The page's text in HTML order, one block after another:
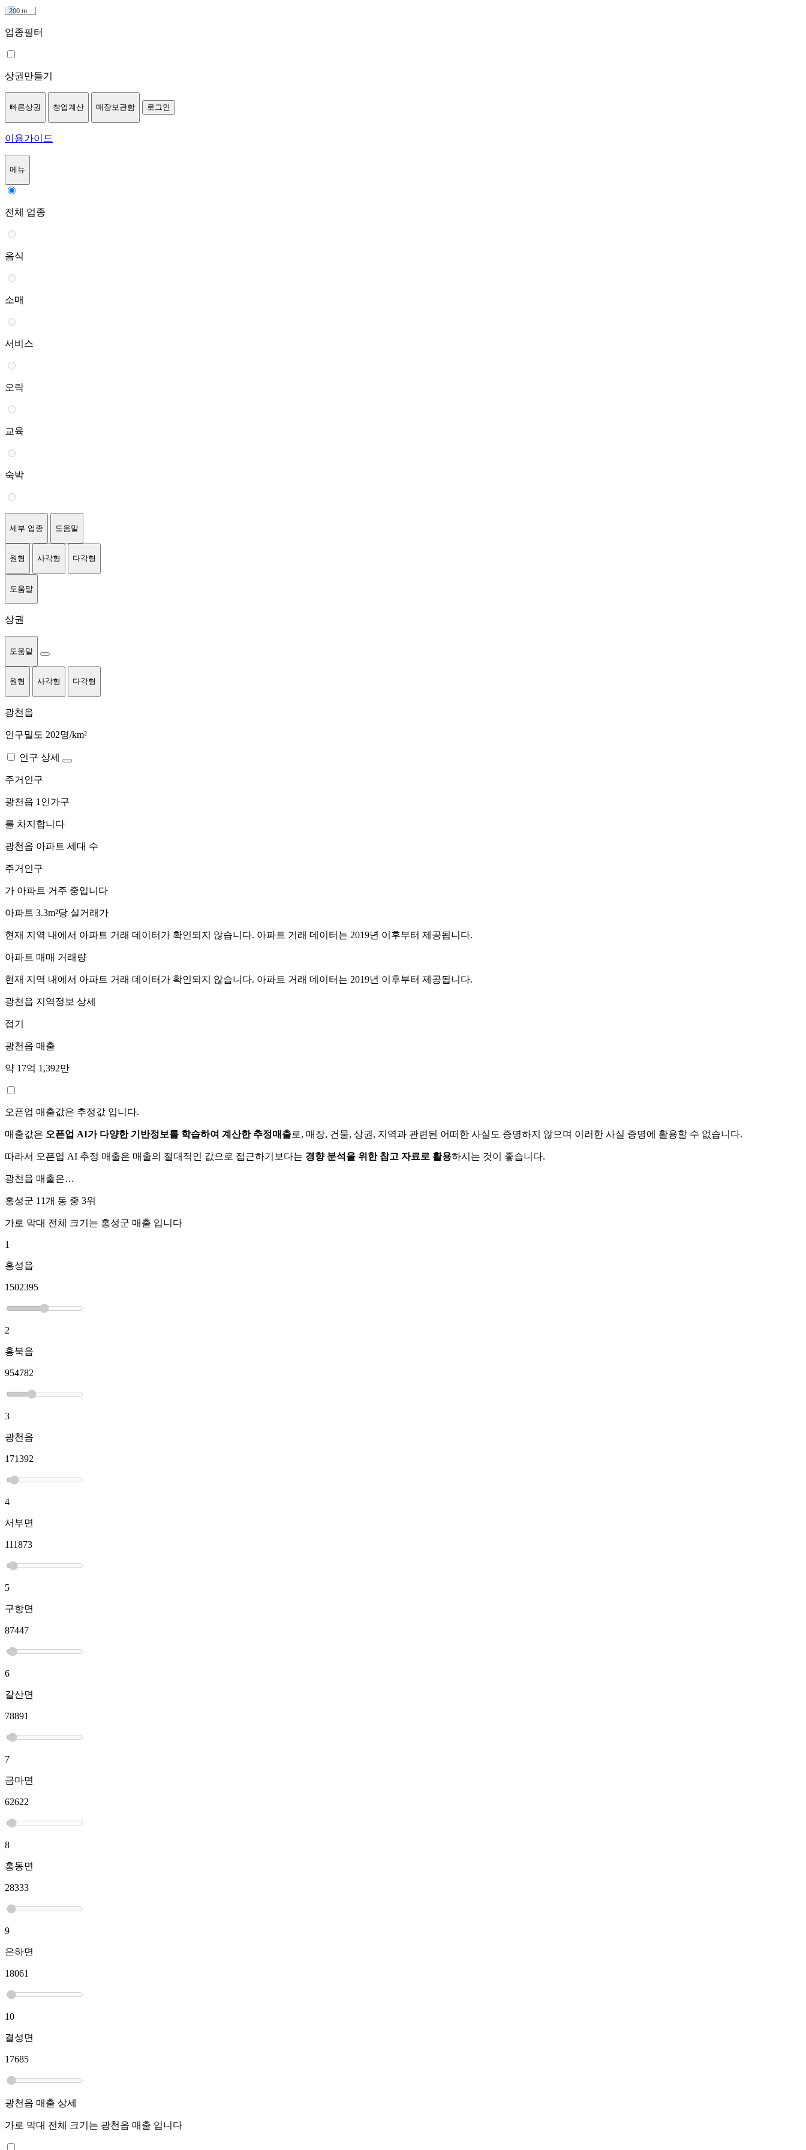
200 m
업종필터
상권만들기
빠른상권 창업계산 매장보관함 로그인
이용가이드
메뉴
전체 업종
음식
소매
서비스
오락
교육
숙박
세부 업종 도움말
원형 사각형 다각형
도움말
상권
도움말
원형 사각형 다각형
광천읍
인구밀도 202명/km²
인구 상세
주거인구
광천읍 1인가구
를 차지합니다
광천읍 아파트 세대 수
주거인구
가 아파트 거주 중입니다
아파트 3.3m²당 실거래가
현재 지역 내에서 아파트 거래 데이터가 확인되지 않습니다. 아파트 거래 데이터는 2019년 이후부터 제공됩니다.
아파트 매매 거래량
현재 지역 내에서 아파트 거래 데이터가 확인되지 않습니다. 아파트 거래 데이터는 2019년 이후부터 제공됩니다.
광천읍 지역정보 상세
접기
광천읍 매출
약 17억 1,392만
오픈업 매출값은 추정값 입니다.
매출값은 오픈업 AI가 다양한 기반정보를 학습하여 계산한 추정매출로, 매장, 건물, 상권, 지역과 관련된 어떠한 사실도 증명하지 않으며 이러한 사실 증명에 활용할 수 없습니다.
따라서 오픈업 AI 추정 매출은 매출의 절대적인 값으로 접근하기보다는 경향 분석을 위한 참고 자료로 활용하시는 것이 좋습니다.
광천읍 매출은…
홍성군 11개 동 중 3위
가로 막대 전체 크기는 홍성군 매출 입니다
1
홍성읍
1502395
2
홍북읍
954782
3
광천읍
171392
4
서부면
111873
5
구항면
87447
6
갈산면
78891
7
금마면
62622
8
홍동면
28333
9
은하면
18061
10
결성면
17685
광천읍 매출 상세
가로 막대 전체 크기는 광천읍 매출 입니다